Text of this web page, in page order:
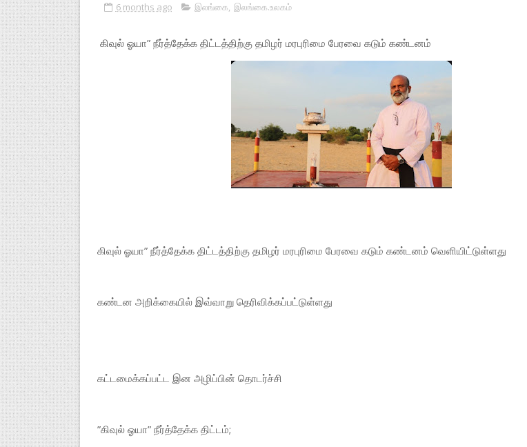
6 months ago இலங்கை, இலங்கை.உலகம்
கிவுல் ஓயா” நீர்த்தேக்க திட்டத்திற்கு தமிழர் மரபுரிமை பேரவை கடும் கண்டனம்
கிவுல் ஓயா” நீர்த்தேக்க திட்டத்திற்கு தமிழர் மரபுரிமை பேரவை கடும் கண்டனம் வெளியிட்டுள்ளது
கண்டன அறிக்கையில் இவ்வாறு தெரிவிக்கப்பட்டுள்ளது
கட்டமைக்கப்பட்ட இன அழிப்பின் தொடர்ச்சி
”கிவுல் ஓயா” நீர்த்தேக்க திட்டம்;